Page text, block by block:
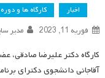
اخبار کارگاه ها و
فوریه 11, 2023 مدیر
کارگاه دکتر علیرضا صادقی،
آقاجانی دانشجوی دکترای